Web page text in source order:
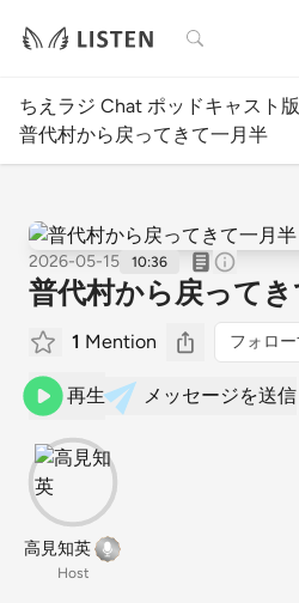
検索
ちえラジ Chat ポッドキャスト版
普代村から戻ってきて一月半
2026-05-15 10:36
普代村から戻って
1 Mention フォロ
再生 メッセージを送信
高見知英
Host